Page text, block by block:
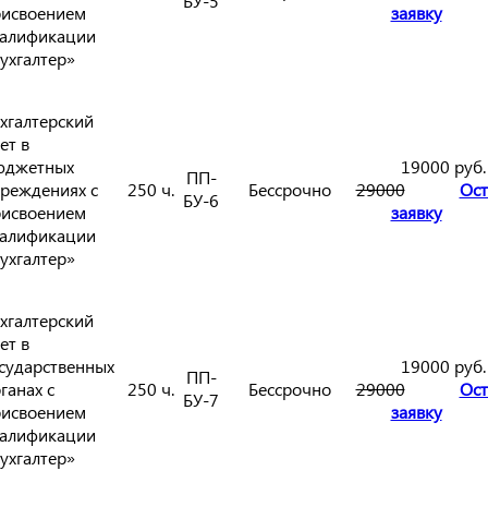
заявку
в
с
250 ч.
ПП-
БУ-6
Бессрочно
19000 руб.
29000
заявку
в
с
250 ч.
ПП-
БУ-7
Бессрочно
19000 руб.
29000
заявку